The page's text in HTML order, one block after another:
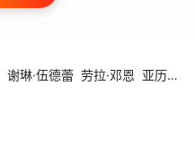
谢琳·伍德蕾 劳拉·邓恩 亚历山大·斯卡斯加德